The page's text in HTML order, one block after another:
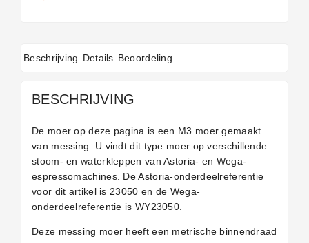
Beschrijving Details Beoordeling
BESCHRIJVING
De moer op deze pagina is een M3 moer gemaakt
van messing. U vindt dit type moer op verschillende
stoom- en waterkleppen van Astoria- en Wega-
espressomachines. De Astoria-onderdeelreferentie
voor dit artikel is 23050 en de Wega-
onderdeelreferentie is WY23050.
Deze messing moer heeft een metrische binnendraad